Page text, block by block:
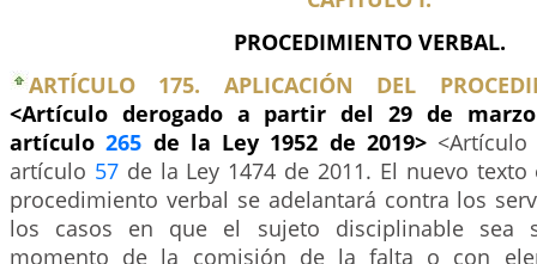
PROCEDIMIENTO VERBAL.
ARTÍCULO 175. APLICACIÓN DEL
<Artículo derogado a partir del 29 de
artículo265 de la Ley 1952 de 2019>
artículo 57de la Ley 1474 de 2011. El nuevo texto
procedimiento verbal se adelantará contra los
los casos en que el sujeto disciplinable sea
momento de la comisión de la falta o con